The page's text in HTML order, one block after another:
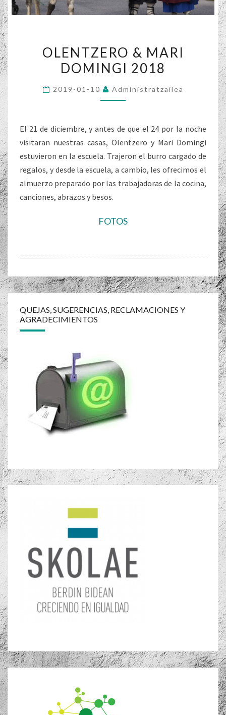
&
MARI
OLENTZERO & MARI
DOMINGI 2018
2019-01-10 Administratzailea
El 21 de diciembre, y antes de que el 24 por la noche
visitaran nuestras casas, Olentzero y Mari Domingi
estuvieron en la escuela. Trajeron el burro cargado de
regalos, y desde la escuela, a cambio, les ofrecimos el
almuerzo preparado por las trabajadoras de la cocina,
canciones, abrazos y besos.
FOTOS
Navegación
de
entradas
QUEJAS, SUGERENCIAS, RECLAMACIONES Y
AGRADECIMIENTOS